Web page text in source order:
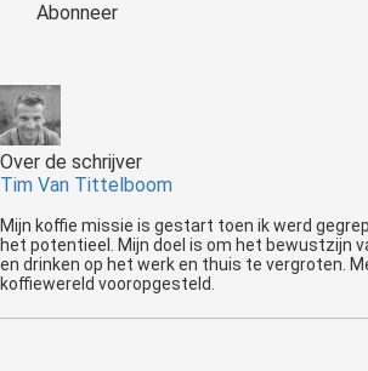
Abonneer
Over de schrijver
Tim Van Tittelboom
Mijn koffie missie is gestart toen ik werd
het potentieel. Mijn doel is om het bewustzijn
en drinken op het werk en thuis te vergroten.
koffiewereld vooropgesteld.